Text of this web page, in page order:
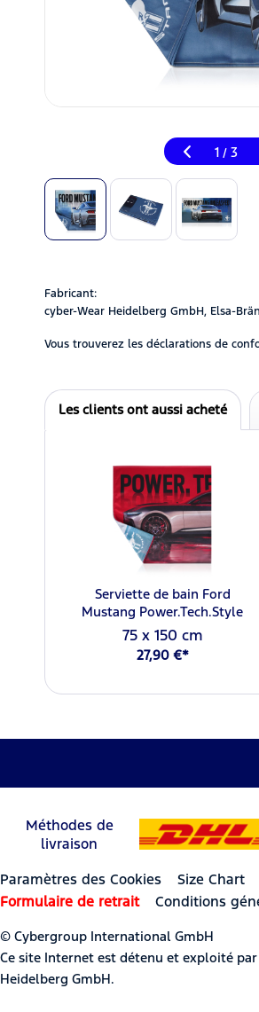
1 / 3
Fabricant:
cyber-Wear Heidelberg GmbH, Elsa-
Vous trouverez les déclarations de
Les clients ont aussi acheté
Serviette de bain Ford
Mustang Power.Tech.Style
75 x 150 cm
27,90 €*
Méthodes de
livraison
Paramètres des Cookies Size Chart
Formulaire de retrait
Conditions
© Cybergroup International GmbH
Ce site Internet est détenu et exploité
Heidelberg GmbH.